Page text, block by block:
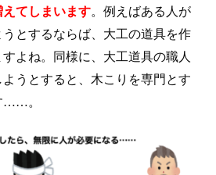
てしまいます。例えばある人が
とするならば、大工の道具を作
よね。同様に、大工道具の職人
うとすると、木こりを専門とす
……。